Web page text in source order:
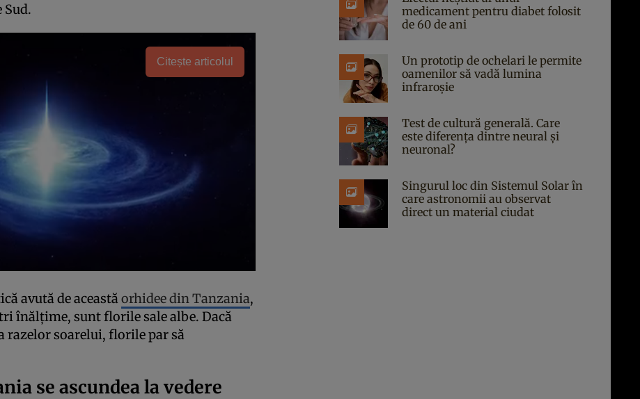
Citește articolul
avută de aceastăorhidee din Tanzania,
înălțime, sunt florile sale albe. Dacă
razelor soarelui, florile par să
se ascundea la vedere
medicament pentru diabet folosit
de 60 de ani
Un prototip de ochelari le permite
oamenilor să vadă lumina
infraroșie
Test de cultură generală. Care
este diferența dintre neural și
neuronal?
Singurul loc din Sistemul Solar în
care astronomii au observat
direct un material ciudat